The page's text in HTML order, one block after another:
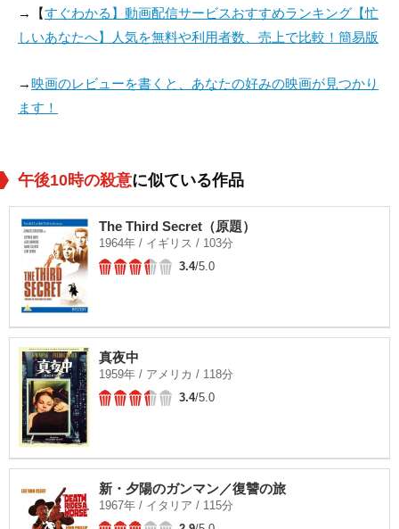
→【すぐわかる】動画配信サービスおすすめランキング【忙
しいあなたへ】人気を無料や利用者数、売上で比較！簡易版
→映画のレビューを書くと、あなたの好みの映画が見つかり
ます！
午後10時の殺意に似ている作品
The Third Secret（原題）
1964年 / イギリス / 103分
3.4/5.0
真夜中
1959年 / アメリカ / 118分
3.4/5.0
新・夕陽のガンマン／復讐の旅
1967年 / イタリア / 115分